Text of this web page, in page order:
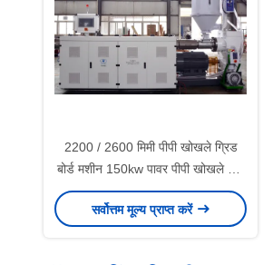
2200 / 2600 मिमी पीपी खोखले ग्रिड
बोर्ड मशीन 150kw पावर पीपी खोखले बोर्ड
एक्सट्रूज़न लाइन
सर्वोत्तम मूल्य प्राप्त करें